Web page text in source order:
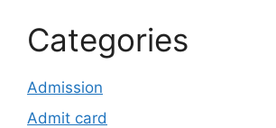
Categories
Admission
Admit card